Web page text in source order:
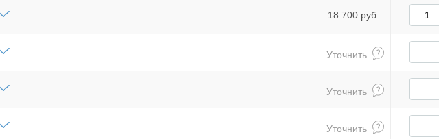
18 700 руб.
Уточнить
Уточнить
Уточнить